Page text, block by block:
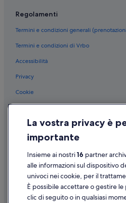
Regolamenti
Termini e condizioni generali
Termini e condizioni di Vrbo
Accessibilità
Privacy
Cookie
Informazioni legali/Contatti
Linee guida sui contenuti e segnalazione
Supporto
Assistenza clienti
Contattaci
La vostra privacy è
importante
Insieme ai nostri16 partner
alle informazioni sul dispositivo
univoci nei cookie, per il
È possibile accettare o gestire
clic di seguito o in qualsiasi